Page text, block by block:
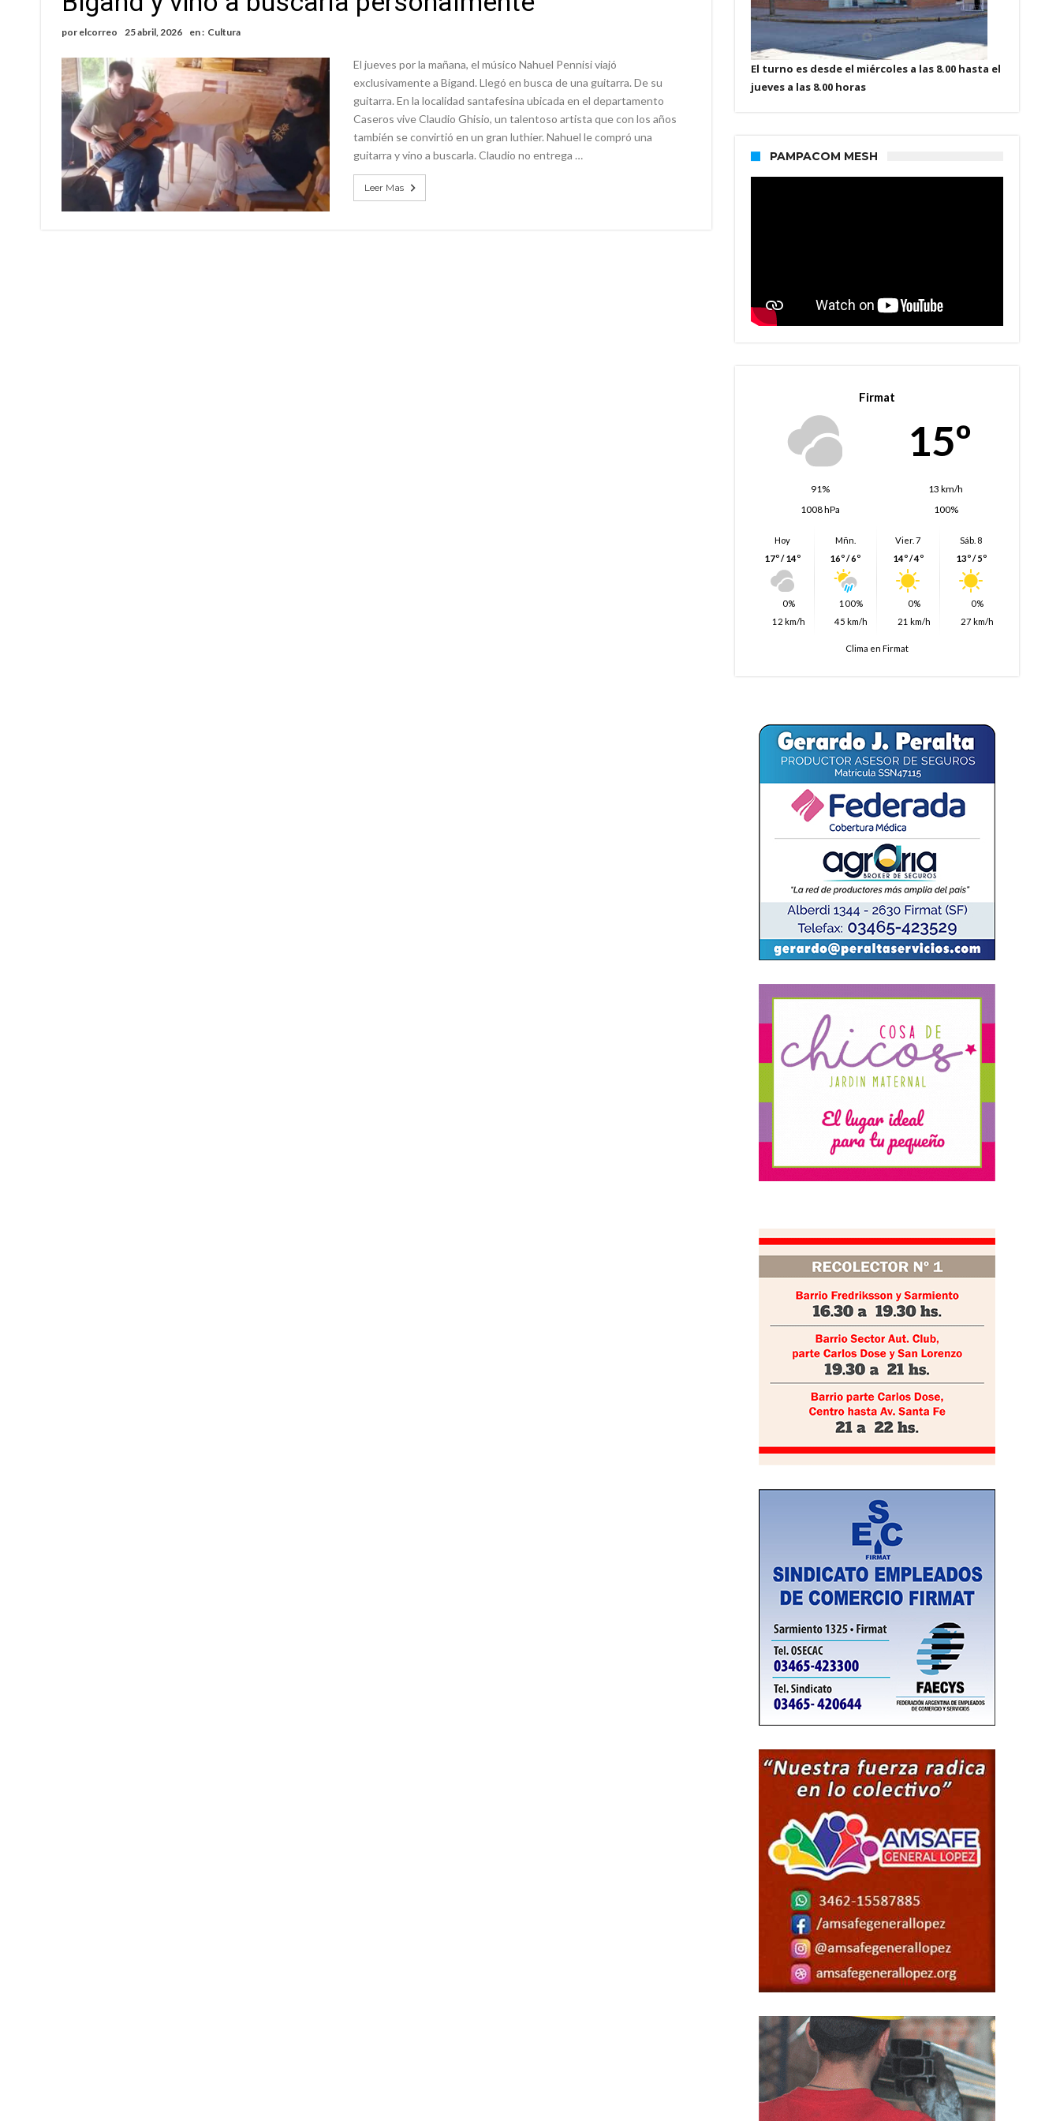
Sueño albiceleste: la arquera firmatense Jazmín David fue citada a la Selección Argentina
por elcorreo 25 abril, 2026 en : Cultura
El jueves por la mañana, el músico Nahuel Pennisi viajó
exclusivamente a Bigand. Llegó en busca de una guitarra. De su
guitarra. En la localidad santafesina ubicada en el departamento
Caseros vive Claudio Ghisio, un talentoso artista que con los años
también se convirtió en un gran luthier. Nahuel le compró una
guitarra y vino a buscarla. Claudio no entrega …
Leer Mas
El turno es desde el miércoles a las 8.00 hasta el
jueves a las 8.00 horas
PAMPACOM MESH
Firmat
15º
91%
13 km/h
1008 hPa
100%
Hoy
17º / 14º
0%
12 km/h
Mñn.
16º / 6º
100%
45 km/h
Vier. 7
14º / 4º
0%
21 km/h
Sáb. 8
13º / 5º
0%
27 km/h
Clima en Firmat